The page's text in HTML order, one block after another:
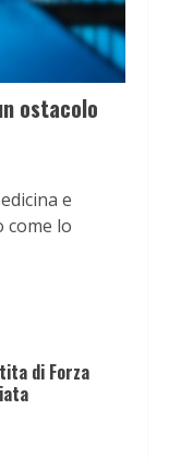
ostacolo
e
come lo
di Forza